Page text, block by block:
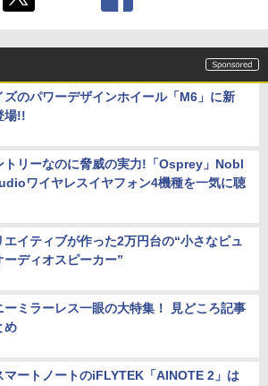
ズのパワーデザインホイール「M6」に新
場!!
トリーなのに脅威の実力!「Osprey」Nobl
ワイヤレスイヤフォン4機種を一気に聴
エイティブが作った2万円台の“小さなピュ
ーディオスピーカー”
ーミラーレス一眼の大特集！ 見どころ記事
め
マートノートのiFLYTEK「AINOTE 2」は